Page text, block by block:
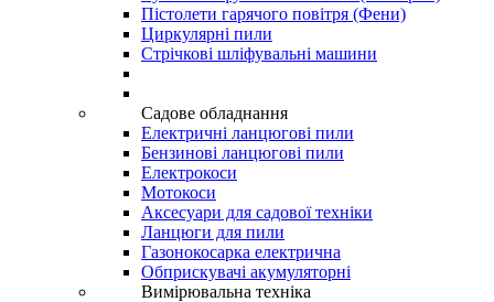
Пістолети гарячого повітря (Фени)
Циркулярні пили
Стрічкові шліфувальні машини
Садове обладнання
Електричні ланцюгові пили
Бензинові ланцюгові пили
Електрокоси
Мотокоси
Аксесуари для садової техніки
Ланцюги для пили
Газонокосарка електрична
Обприскувачі акумуляторні
Вимірювальна техніка